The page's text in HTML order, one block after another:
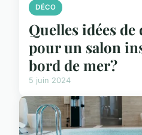
DÉCO
Quelles idées
pour un salon
bord de mer?
5 juin 2024